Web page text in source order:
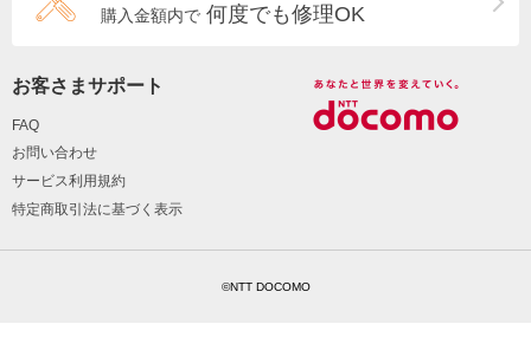
購入金額内で 何度でも修理OK
お客さまサポート
FAQ
お問い合わせ
サービス利用規約
特定商取引法に基づく表示
©NTT DOCOMO